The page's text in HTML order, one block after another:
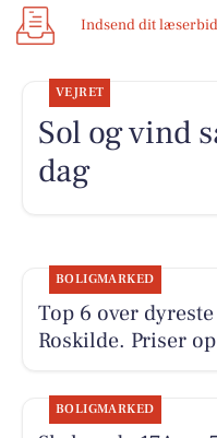
Indsend dit
VEJRET
Sol og vind
dag
BOLIGMARKED
Top 6 over
Roskilde. Priser
BOLIGMARKED